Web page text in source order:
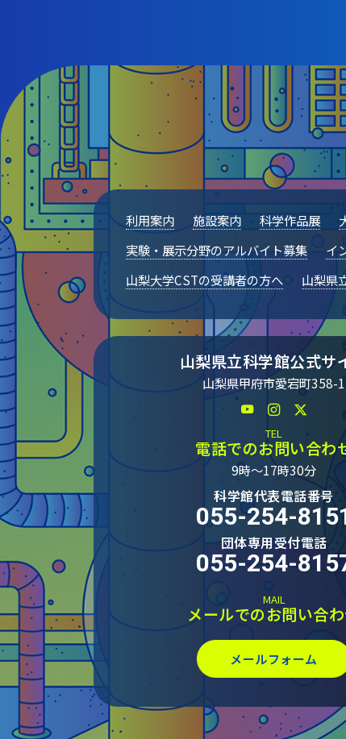
利用案内 施設案内 科学作品展
実験・展示分野のアルバイト募集
イ
山梨大学CSTの受講者の方へ
山梨県
山梨県立科学館公式サ
山梨県甲府市愛宕町358-1
TEL
電話でのお問い合わ
9時～17時30分
科学館代表電話番号
055-254-
団体専用受付電話
055-254-
MAIL
メールでのお問い合
メールフォーム